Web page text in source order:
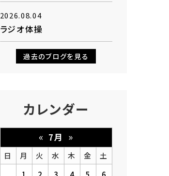
2026.08.04
ラジオ体操
過去のブログを見る
カレンダー
« 7月 »
日 月 火 水 木 金
土